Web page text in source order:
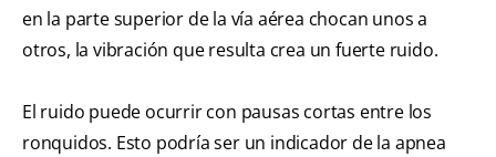
en la parte superior de la vía aérea chocan unos a
otros, la vibración que resulta crea un fuerte ruido.
El ruido puede ocurrir con pausas cortas entre los
ronquidos. Esto podría ser un indicador de la apnea